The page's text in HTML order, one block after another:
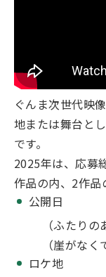
ぐんま次世代映
地または舞台と
です。
2025年は、応募
作品の内、2作品
公開日
（ふたり
（崖がな
ロケ地